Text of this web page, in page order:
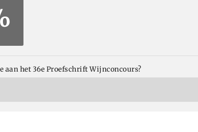
aan het 36e Proefschrift Wijnconcours?